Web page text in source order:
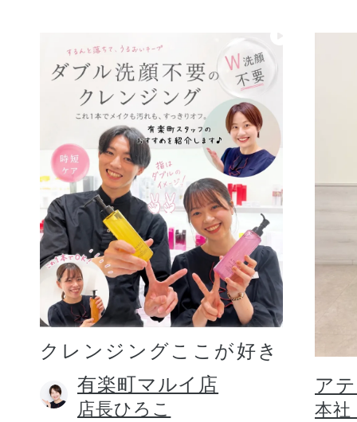
クレンジングここが好き
有楽町マルイ店
店長ひろこ
ア
本